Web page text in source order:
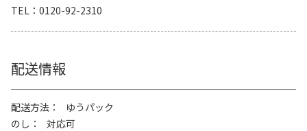
TEL
0120-92-2310
配送情報
配送方法
ゆうパック
のし
対応可